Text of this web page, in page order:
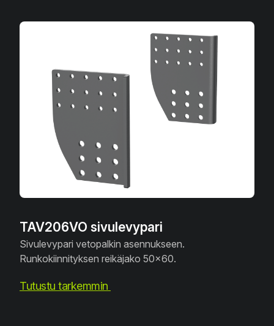
TAV206VO sivulevypari
Sivulevypari vetopalkin asennukseen.
Runkokiinnityksen reikäjako 50x60.
Tutustu tarkemmin